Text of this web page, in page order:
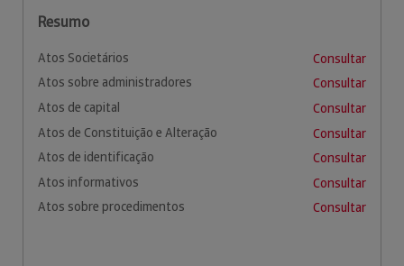
Resumo
Atos Societários
Consultar
Atos sobre administradores
Consultar
Atos de capital
Consultar
Atos de Constituição e Alteração
Consultar
Atos de identificação
Consultar
Atos informativos
Consultar
Atos sobre procedimentos
Consultar